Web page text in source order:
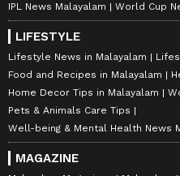
IPL News Malayalam
World Cup
LIFESTYLE
Lifestyle News in Malayalam
Food and Recipes in Malayalam
Home Decor Tips in Malayalam
Pets & Animals Care Tips
Well-being & Mental Health News
MAGAZINE